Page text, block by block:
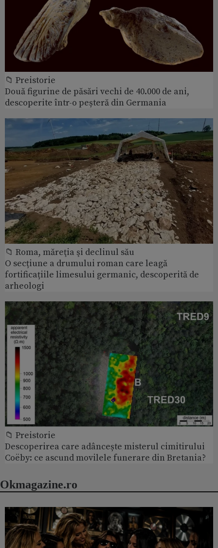
📁 Preistorie
Două figurine de păsări vechi de 40.000 de ani,
descoperite într-o peșteră din Germania
📁 Roma, măreţia şi declinul său
O secțiune a drumului roman care leagă
fortificațiile limesului germanic, descoperită de
arheologi
📁 Preistorie
Descoperirea care adâncește misterul cimitirului
Coëby: ce ascund movilele funerare din Bretania?
Okmagazine.ro